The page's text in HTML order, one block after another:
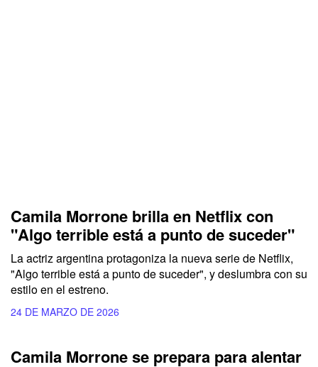
Camila Morrone brilla en Netflix con
"Algo terrible está a punto de suceder"
La actriz argentina protagoniza la nueva serie de Netflix,
"Algo terrible está a punto de suceder", y deslumbra con su
estilo en el estreno.
24 DE MARZO DE 2026
Camila Morrone se prepara para alentar